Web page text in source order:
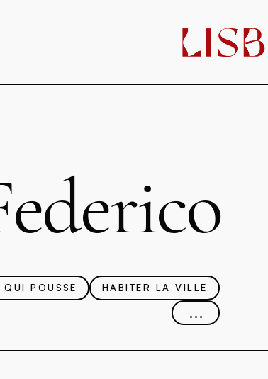
QUI POUSSE HABITER LA VILLE
...